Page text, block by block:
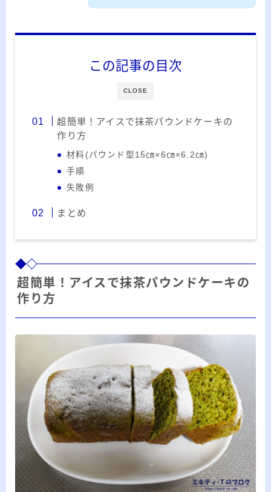
ア
プロフィール
みきてぃ
20代のブロガーです。IT・インターネット関連
や生活関連、趣味の1つである観賞魚などの記事
を書いています。
≫詳しいプロフィールを見る
≫お問い合わせはこちら
CLOSE
この記事の目次
超簡単！アイスで抹茶パウンドケーキの
作り方
材料(パウンド型15㎝×6㎝×6.2㎝)
手順
失敗例
まとめ
超簡単！アイスで抹茶パウンドケーキの
作り方